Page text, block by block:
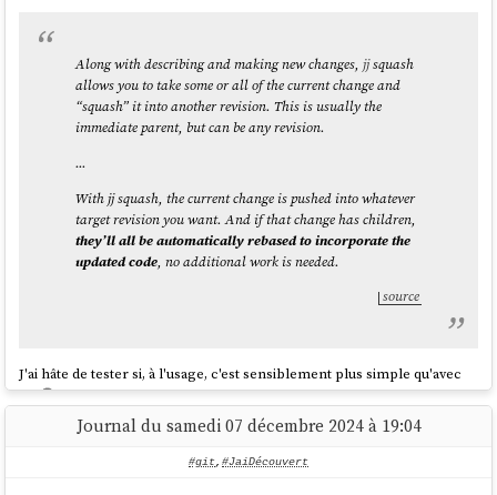
Along with describing and making new changes, jjsquash
allows you to take some or all of the current change and
“squash” it into another revision. This is usually the
immediate parent, but can be any revision.
...
With jj squash, the current change is pushed into whatever
target revision you want. And if that change has children,
they’ll all be automatically rebased to incorporate the
updated code, no additional work is needed.
source
J'ai hâte de tester si, à l'usage, c'est sensiblement plus simple qu'avec
Git🤔.
Conflict resolution
Journal du samedi 07 décembre 2024 à 19:04
#git, #JaiDécouvert